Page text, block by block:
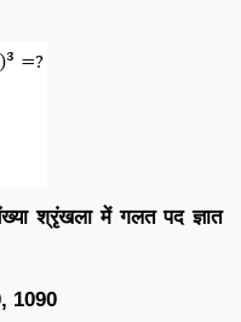
श्रृंखला में गलत पद ज्ञात
1090